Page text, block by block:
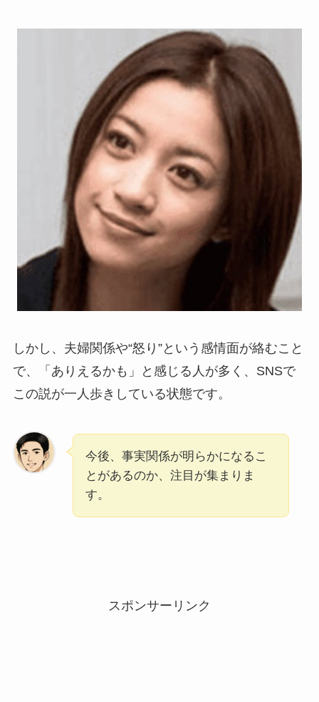
しかし、夫婦関係や“怒り”という感情面が絡むこと
で、「ありえるかも」と感じる人が多く、SNSで
この説が一人歩きしている状態です。
今後、事実関係が明らかになるこ
とがあるのか、注目が集まりま
す。
スポンサーリンク